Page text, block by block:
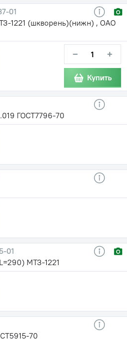
01
1221 (шкворень)(нижн) , ОАО
− +
Купить
ГОСТ7796-70
01
МТЗ-1221
70